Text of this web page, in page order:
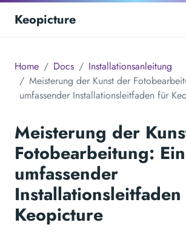
Keopicture
Home Docs
Installationsanleitung
Meisterung der Kunst der
umfassender Installationsleitfaden für
Meisterung der
Fotobearbeitung: Ein
umfassender
Keopicture